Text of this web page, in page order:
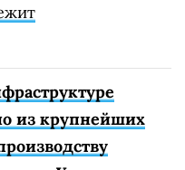
из крупнейших